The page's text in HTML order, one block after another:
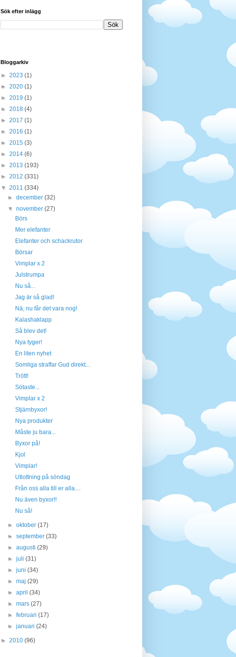
Sök efter inlägg
Bloggarkiv
► 2023 (1)
► 2020 (1)
► 2019 (1)
► 2018 (4)
► 2017 (1)
► 2016 (1)
► 2015 (3)
► 2014 (6)
► 2013 (193)
► 2012 (331)
▼ 2011 (334)
►december(32)
▼november(27)
Börs
Mer elefanter
Elefanter och schackrutor
Börsar
Vimplar x 2
Julstrumpa
Nu så...
Jag är så glad!
Nä, nu får det vara nog!
Kalashaklapp
Så blev det!
Nya tyger!
En liten nyhet
Somliga straffar Gud direkt...
Trött!
Sötaste...
Vimplar x 2
Stjärnbyxor!
Nya produkter
Måste ju bara...
Byxor på!
Kjol
Vimplar!
Utlottning på söndag
Från oss alla till er alla....
Nu även byxor!!
Nu så!
►oktober(17)
►september(33)
►augusti(29)
►juli(31)
►juni(34)
►maj(29)
►april(34)
►mars(27)
►februari(17)
►januari(24)
► 2010 (96)